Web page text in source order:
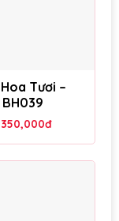
Tươi –
BH039
đ